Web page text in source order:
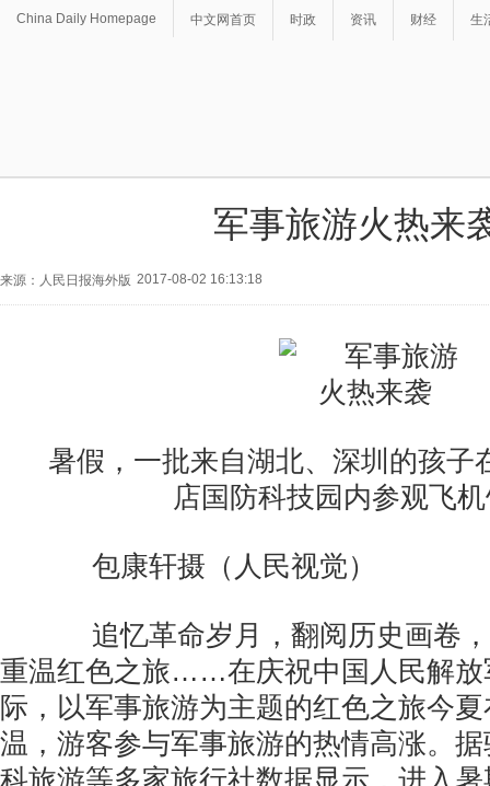
China Daily Homepage 中文网首页 时政 资讯 财经 生
军事旅游火热来
来源：人民日报海外版 2017-08-02 16:13:18
暑假，一批来自湖北、深圳的孩子
店国防科技园内参观飞
包康轩摄（人民视觉）
追忆革命岁月，翻阅历史画卷，
重温红色之旅……在庆祝中国人民解放
际，以军事旅游为主题的红色之旅今
温，游客参与军事旅游的热情高涨。
科旅游等多家旅行社数据显示，进入